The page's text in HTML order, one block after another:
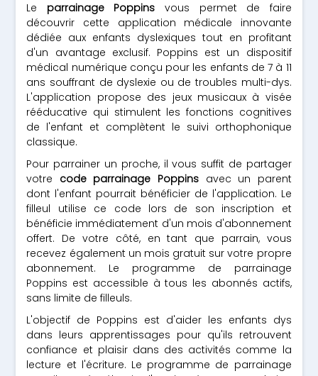
Le parrainage Poppins vous permet de faire
découvrir cette application médicale innovante
dédiée aux enfants dyslexiques tout en profitant
d'un avantage exclusif. Poppins est un dispositif
médical numérique conçu pour les enfants de 7 à 11
ans souffrant de dyslexie ou de troubles multi-dys.
L'application propose des jeux musicaux à visée
rééducative qui stimulent les fonctions cognitives
de l'enfant et complètent le suivi orthophonique
classique.
Pour parrainer un proche, il vous suffit de partager
votre code parrainage Poppins avec un parent
dont l'enfant pourrait bénéficier de l'application. Le
filleul utilise ce code lors de son inscription et
bénéficie immédiatement d'un mois d'abonnement
offert. De votre côté, en tant que parrain, vous
recevez également un mois gratuit sur votre propre
abonnement. Le programme de parrainage
Poppins est accessible à tous les abonnés actifs,
sans limite de filleuls.
L'objectif de Poppins est d'aider les enfants dys
dans leurs apprentissages pour qu'ils retrouvent
confiance et plaisir dans des activités comme la
lecture et l'écriture. Le programme de parrainage